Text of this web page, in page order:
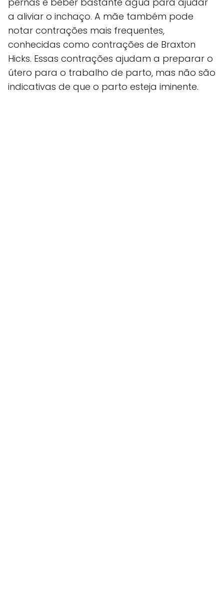
a aliviar o inchaço. A mãe também pode
notar contrações mais frequentes,
conhecidas como contrações de Braxton
Hicks. Essas contrações ajudam a preparar o
útero para o trabalho de parto, mas não são
indicativas de que o parto esteja iminente.